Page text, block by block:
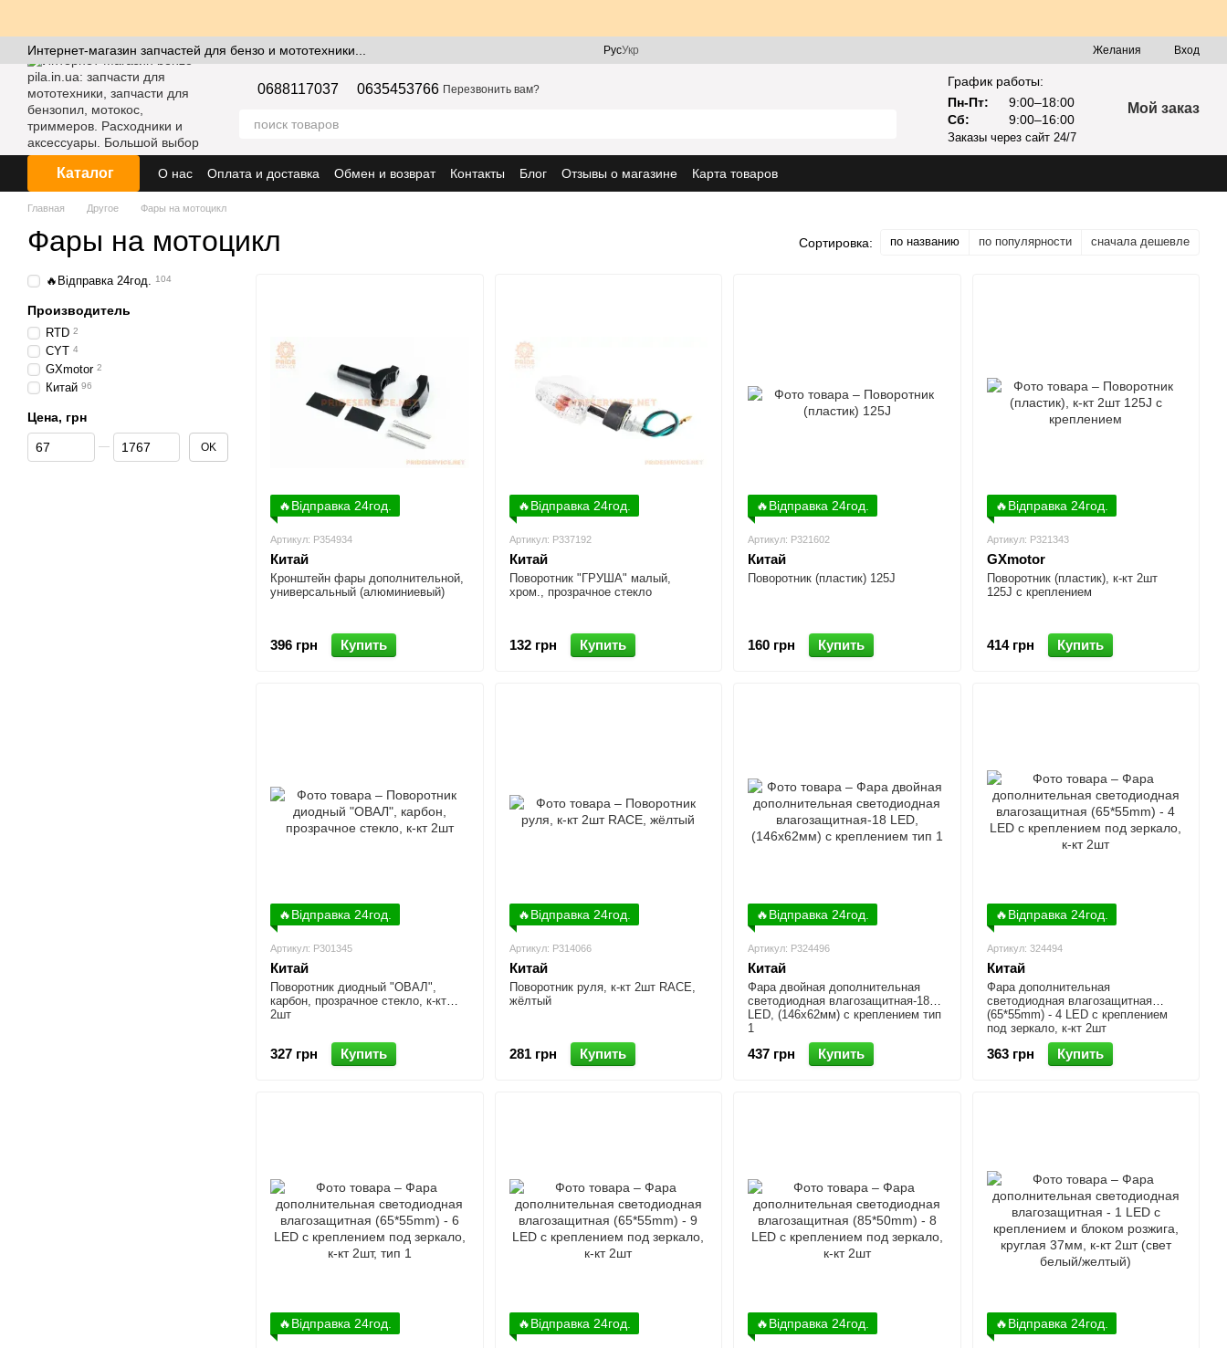
Интернет-магазин запчастей для бензо и мототехники... РусУкр Желания Вход
0688117037 0635453766 Перезвонить вам?
График работы:
Пн-Пт:
9:00–18:00
Сб:
9:00–16:00
Заказы через сайт 24/7
Мой заказ
Каталог О нас Оплата и доставка Обмен и возврат Контакты Блог Отзывы о магазине Карта товаров
Главная Другое Фары на мотоцикл
Фары на мотоцикл Сортировка: по названию по популярности сначала дешевле
🔥Відправка 24год.
Артикул: P354934
Китай
Кронштейн фары дополнительной,
универсальный (алюминиевый)
396 грн Купить
🔥Відправка 24год.
Артикул: P337192
Китай
Поворотник "ГРУША" малый,
хром., прозрачное стекло
132 грн Купить
🔥Відправка 24год.
Артикул: P321602
Китай
Поворотник (пластик) 125J
160 грн Купить
🔥Відправка 24год.
Артикул: P321343
GXmotor
Поворотник (пластик), к-кт 2шт
125J с креплением
414 грн Купить
🔥Відправка 24год.
Артикул: P301345
Китай
Поворотник диодный "ОВАЛ",
карбон, прозрачное стекло, к-кт
2шт
327 грн Купить
🔥Відправка 24год.
Артикул: P314066
Китай
Поворотник руля, к-кт 2шт RACE,
жёлтый
281 грн Купить
🔥Відправка 24год.
Артикул: P324496
Китай
Фара двойная дополнительная
светодиодная влагозащитная-18
LED, (146x62мм) с креплением тип
1
437 грн Купить
🔥Відправка 24год.
Артикул: 324494
Китай
Фара дополнительная
светодиодная влагозащитная
(65*55mm) - 4 LED с креплением
под зеркало, к-кт 2шт
363 грн Купить
🔥Відправка 24год. 🔥Відправка 24год. 🔥Відправка 24год. 🔥Відправка 24год.
🔥Відправка 24год. 104
Производитель
RTD 2
CYT 4
GXmotor 2
Китай 96
Цена, грн
От Цена, грн
До Цена, грн OK